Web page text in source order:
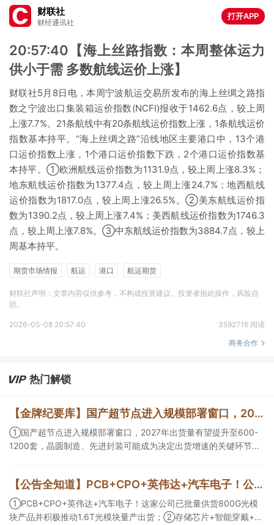
财联社
财经通讯社
打开APP
20:57:40【海上丝路指数：本周整体运力
供小于需 多数航线运价上涨】
财联社5月8日电，本周宁波航运交易所发布的海上丝绸之路指
数之宁波出口集装箱运价指数(NCFI)报收于1462.6点，较上周
上涨7.7%。21条航线中有20条航线运价指数上涨，1条航线运价
指数基本持平。“海上丝绸之路”沿线地区主要港口中，13个港
口运价指数上涨，1个港口运价指数下跌，2个港口运价指数基
本持平。①欧洲航线运价指数为1131.9点，较上周上涨8.3%；
地东航线运价指数为1377.4点，较上周上涨24.7%；地西航线
运价指数为1817.0点，较上周上涨26.5%。②美东航线运价指
数为1390.2点，较上周上涨7.4%；美西航线运价指数为1746.3
点，较上周上涨7.8%。③中东航线运价指数为3884.7点，较上
周基本持平。
期货市场情报 航运 港口 航运期货
财联社声明：文章内容仅供参考，不构成投资建议。投资者据此操作，风险自
担。
2026-05-08 20:57:40
3592716 阅读
商务合作
热门解锁
【金牌纪要库】国产超节点进入规模部署窗口，2027年出货量有望提升至600-1200套，晶圆制造、先进封装可能成为决定出货增速的关键环节
①国产超节点进入规模部署窗口，2027年出货量有望提升至600-
1200套，晶圆制造、先进封装可能成为决定出货增速的关键环节；
换芯片已经由送样验证逐步进入小批量应用，中低速率产品替代有
望加快，400G、800G产品正进入认证和导入阶段。
【公告全知道】PCB+CPO+英伟达+汽车电子！公司已批量供货800G光模块
①PCB+CPO+英伟达+汽车电子！这家公司已批量供货800G光模
块产品并积极推动1.6T光模块量产出货；②存储芯片+智能穿戴+华